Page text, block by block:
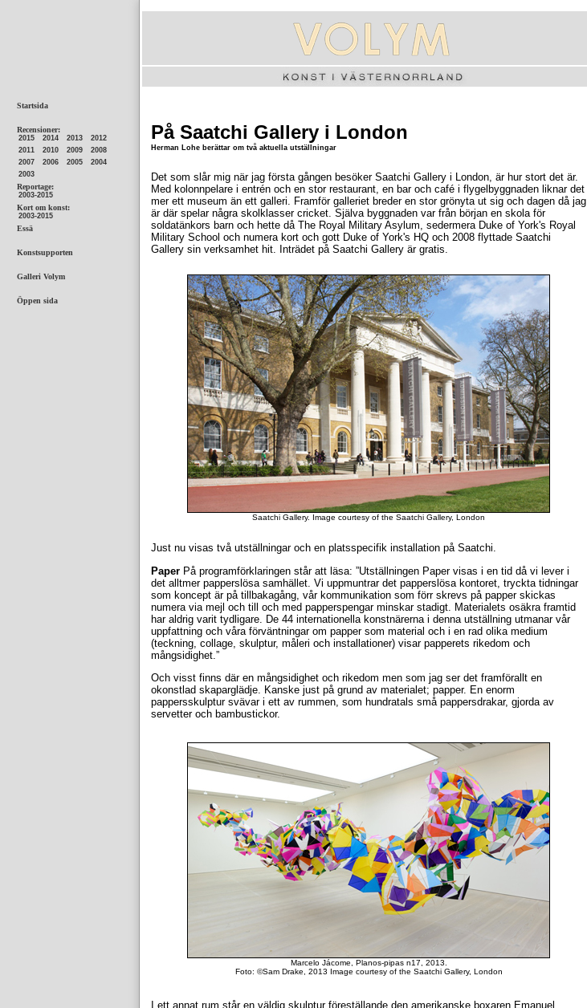
På Saatchi Gallery i London
Herman Lohe berättar om två aktuella utställningar
Det som slår mig när jag första gången besöker Saatchi Gallery i London, är hur stort det är.
Med kolonnpelare i entrén och en stor restaurant, en bar och café i flygelbyggnaden liknar det
mer ett museum än ett galleri. Framför galleriet breder en stor grönyta ut sig och dagen då jag
är där spelar några skolklasser cricket. Själva byggnaden var från början en skola för
soldatänkors barn och hette då The Royal Military Asylum, sedermera Duke of York's Royal
Military School och numera kort och gott Duke of York's HQ och 2008 flyttade Saatchi
Gallery sin verksamhet hit. Inträdet på Saatchi Gallery är gratis.
Saatchi Gallery. Image courtesy of the Saatchi Gallery, London
Just nu visas två utställningar och en platsspecifik installation på Saatchi.
Paper På programförklaringen står att läsa: ”Utställningen Paper visas i en tid då vi lever i
det alltmer papperslösa samhället. Vi uppmuntrar det papperslösa kontoret, tryckta tidningar
som koncept är på tillbakagång, vår kommunikation som förr skrevs på papper skickas
numera via mejl och till och med papperspengar minskar stadigt. Materialets osäkra framtid
har aldrig varit tydligare. De 44 internationella konstnärerna i denna utställning utmanar vår
uppfattning och våra förväntningar om papper som material och i en rad olika medium
(teckning, collage, skulptur, måleri och installationer) visar papperets rikedom och
mångsidighet.”
Och visst finns där en mångsidighet och rikedom men som jag ser det framförallt en
okonstlad skaparglädje. Kanske just på grund av materialet; papper. En enorm
pappersskulptur svävar i ett av rummen, som hundratals små pappersdrakar, gjorda av
servetter och bambustickor.
Marcelo Jácome, Planos-pipas n17, 2013.
Foto: ©Sam Drake, 2013 Image courtesy of the Saatchi Gallery, London
I ett annat rum står en väldig skulptur föreställande den amerikanske boxaren Emanuel